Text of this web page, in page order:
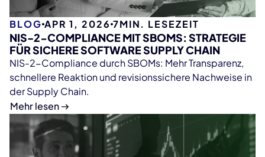
BLOG APR 1, 2026 7MIN. LESEZEIT
NIS-2-COMPLIANCE MIT SBOMS: STRATEGIE
FÜR SICHERE SOFTWARE SUPPLY CHAIN
NIS-2-Compliance durch SBOMs: Mehr Transparenz,
schnellere Reaktion und revisionssichere Nachweise in
der Supply Chain.
Mehr lesen